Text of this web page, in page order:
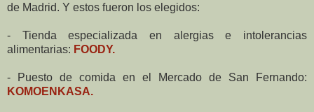
de Madrid. Y estos fueron los elegidos:
-
Tienda especializada en alergias e intolerancias
alimentarias: FOODY.
-
Puesto de comida en el Mercado de San Fernando:
KOMOENKASA.